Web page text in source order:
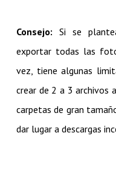
Consejo: Si se
exportar todas las
vez, tiene algunas
crear de 2 a 3 archivos
carpetas de gran
dar lugar a descargas